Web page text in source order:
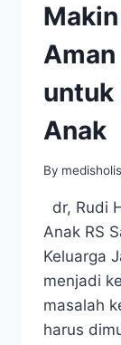
untuk
Anak
By
dr, Rudi
Anak RS
Keluarga
menjadi
masalah
harus